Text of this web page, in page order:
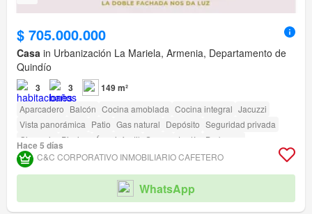
$ 705.000.000
Casa in Urbanización La Mariela, Armenia, Departamento de
Quindío
3 3 149 m²
Aparcadero Balcón Cocina amoblada Cocina integral Jacuzzi
Vista panorámica Patio Gas natural Depósito Seguridad privada
Gimnasio
Piscina Área infantil Sauna Jardín Barbecue
Hace 5 días
C&C CORPORATIVO INMOBILIARIO CAFETERO
WhatsApp